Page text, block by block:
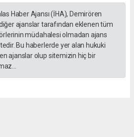
Haber Ajansı (İHA), Demirören
ajanslar tarafından eklenen tüm
müdahalesi olmadan ajans
Bu haberlerde yer alan hukuki
ajanslar olup sitemizin hiç bir